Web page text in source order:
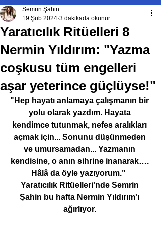
Yaratıcılık Ritüelleri 8
Nermin Yıldırım: "Yazma
coşkusu tüm engelleri
aşar yeterince güçlüyse!"
Semrin Şahin
19 Şub 2024 3 dakikada okunur
"Hep hayatı anlamaya çalışmanın bir
yolu olarak yazdım. Hayata
kendimce tutunmak, nefes aralıkları
açmak için... Sonunu düşünmeden
ve umursamadan... Yazmanın
kendisine, o anın sihrine inanarak….
Hâlâ da öyle yazıyorum."
Yaratıcılık Ritüelleri'nde Semrin
Şahin bu hafta Nermin Yıldırım'ı
ağırlıyor.